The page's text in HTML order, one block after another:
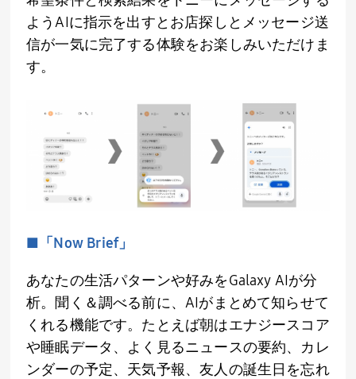
ようAIに指示を出すとお店探しとメッセージ送
信が一気に完了する体験をお楽しみいただけま
す。
■「 Now Brief」
あなたの生活パターンや好みをGalaxy AIが分
析。聞く＆調べる前に、 AIがまとめて知らせて
くれる機能です。たとえば朝はエナジースコア
や睡眠データ、よく見るニュースの要約、カレ
ンダーの予定、天気予報、友人の誕生日を忘れ